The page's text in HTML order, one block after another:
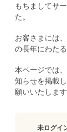
もちましてサ
た。
お客さまには
の長年にわた
本ページでは
知らせを掲載
願いいたします
未ログイ